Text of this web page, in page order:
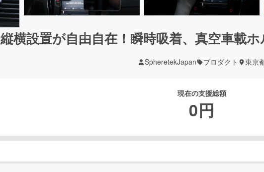
縦横設置が自由自在！瞬時吸着、真空車載ホ
SpheretekJapan プロダクト 東京
現在の支援総額
0円